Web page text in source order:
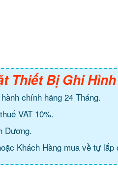
Thiết Bị Ghi
chính hãng 24 Tháng.
VAT 10%.
Dương.
Khách Hàng mua về tự lắp